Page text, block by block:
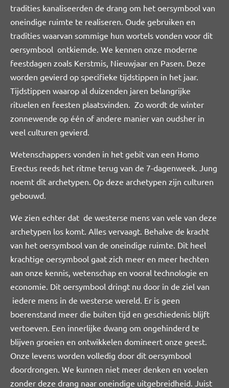
tradities kanaliseerden de drang om het oersymbool van
oneindige ruimte te realiseren. Oude gebruiken en
tradities waarvan sommige hun wortels vonden voor dit
oersymbool ontkiemde. We kennen onze moderne
feestdagen zoals Kerstmis, Nieuwjaar en Pasen. Deze
worden gevierd op specifieke tijdstippen in het jaar.
Tijdstippen waarop al duizenden jaren belangrijke
rituelen en feesten plaatsvinden. Zo wordt de winter
zonnewende op één of andere manier van oudsher in
veel culturen gevierd.
Wetenschappers vonden in het gebit van een Homo
Erectus reeds het ritme terug van de 7-dagenweek. Jung
noemt dit archetypen. Op deze archetypen zijn culturen
gebouwd.
We zien echter dat de westerse mens van vele van deze
archetypen los komt. Alles vervaagt. Behalve de kracht
van het oersymbool van de oneindige ruimte. Dit heel
krachtige oersymbool gaat zich meer en meer hechten
aan onze kennis, wetenschap en vooral technologie en
economie. Dit oersymbool dringt nu door in de ziel van
iedere mens in de westerse wereld. Er is geen
boerenstand meer die buiten tijd en geschiedenis blijft
vertoeven. Een innerlijke dwang om ongehinderd te
blijven groeien en ontwikkelen domineert onze geest.
Onze levens worden volledig door dit oersymbool
doordrongen. We kunnen niet meer denken en voelen
zonder deze drang naar oneindige uitgebreidheid. Juist